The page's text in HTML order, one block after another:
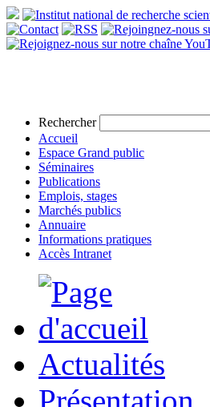
Rechercher
Accueil
Espace Grand public
Séminaires
Publications
Emplois, stages
Marchés publics
Annuaire
Informations pratiques
Accès Intranet
Actualités